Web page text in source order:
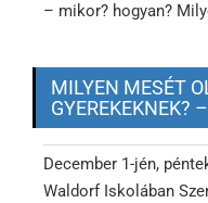
– mikor? hogyan?
MILYEN MESÉT
GYEREKEKNEK?
December 1-jén,
Waldorf Iskolában